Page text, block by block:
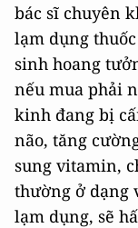
bác sĩ chuyên
lạm dụng
sinh hoang
nếu mua phải
kinh đang bị
não, tăng
sung vitamin,
thường ở dạng
lạm dụng, sẽ